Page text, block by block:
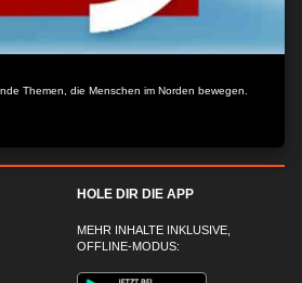
Themen, die Menschen im Norden bewegen.
HOLE DIR DIE APP
MEHR INHALTE INKLUSIVE,
OFFLINE-MODUS: